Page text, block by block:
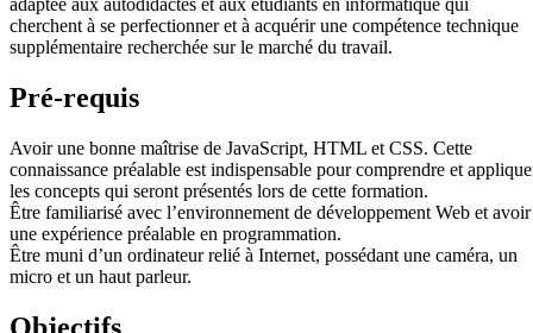
adaptée aux autodidactes et aux étudiants en informatique qui
cherchent à se perfectionner et à acquérir une compétence technique
supplémentaire recherchée sur le marché du travail.
Pré-requis
Avoir une bonne maîtrise de JavaScript, HTML et CSS. Cette
connaissance préalable est indispensable pour comprendre et
les concepts qui seront présentés lors de cette formation.
Être familiarisé avec l’environnement de développement Web et avoir
une expérience préalable en programmation.
Être muni d’un ordinateur relié à Internet, possédant une caméra, un
micro et un haut parleur.